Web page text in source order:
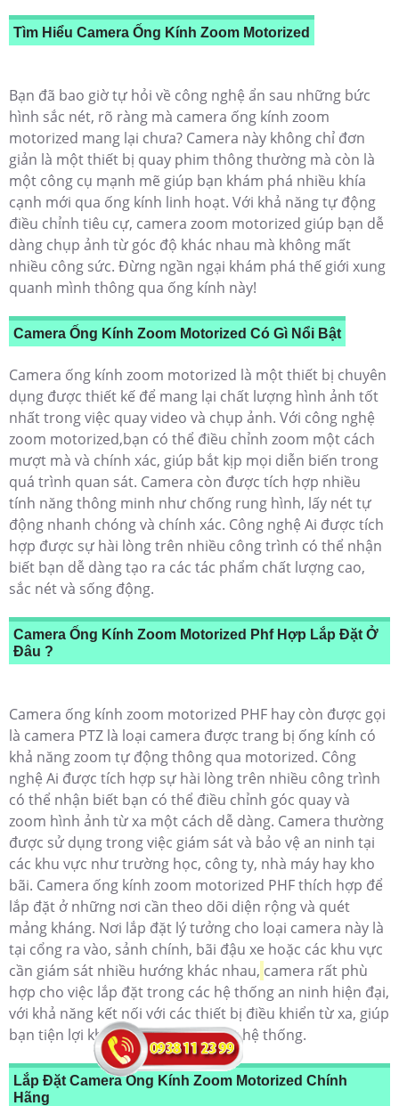
Tìm Hiểu Camera Ống Kính Zoom Motorized
Bạn đã bao giờ tự hỏi về công nghệ ẩn sau những bức
hình sắc nét, rõ ràng mà camera ống kính zoom
motorized mang lại chưa? Camera này không chỉ đơn
giản là một thiết bị quay phim thông thường mà còn là
một công cụ mạnh mẽ giúp bạn khám phá nhiều khía
cạnh mới qua ống kính linh hoạt. Với khả năng tự động
điều chỉnh tiêu cự, camera zoom motorized giúp bạn dễ
dàng chụp ảnh từ góc độ khác nhau mà không mất
nhiều công sức. Đừng ngần ngại khám phá thế giới xung
quanh mình thông qua ống kính này!
Camera Ống Kính Zoom Motorized Có Gì Nổi Bật
Camera ống kính zoom motorized là một thiết bị chuyên
dụng được thiết kế để mang lại chất lượng hình ảnh tốt
nhất trong việc quay video và chụp ảnh. Với công nghệ
zoom motorized,bạn có thể điều chỉnh zoom một cách
mượt mà và chính xác, giúp bắt kịp mọi diễn biến trong
quá trình quan sát. Camera còn được tích hợp nhiều
tính năng thông minh như chống rung hình, lấy nét tự
động nhanh chóng và chính xác. Công nghệ Ai được tích
hợp được sự hài lòng trên nhiều công trình có thể nhận
biết bạn dễ dàng tạo ra các tác phẩm chất lượng cao,
sắc nét và sống động.
Camera Ống Kính Zoom Motorized Phf Hợp Lắp Đặt Ở
Đâu ?
Camera ống kính zoom motorized PHF hay còn được gọi
là camera PTZ là loại camera được trang bị ống kính có
khả năng zoom tự động thông qua motorized. Công
nghệ Ai được tích hợp sự hài lòng trên nhiều công trình
có thể nhận biết bạn có thể điều chỉnh góc quay và
zoom hình ảnh từ xa một cách dễ dàng. Camera thường
được sử dụng trong việc giám sát và bảo vệ an ninh tại
các khu vực như trường học, công ty, nhà máy hay kho
bãi. Camera ống kính zoom motorized PHF thích hợp để
lắp đặt ở những nơi cần theo dõi diện rộng và quét
mảng kháng. Nơi lắp đặt lý tưởng cho loại camera này là
tại cổng ra vào, sảnh chính, bãi đậu xe hoặc các khu vực
cần giám sát nhiều hướng khác nhau, camera rất phù
hợp cho việc lắp đặt trong các hệ thống an ninh hiện đại,
với khả năng kết nối với các thiết bị điều khiển từ xa, giúp
bạn tiện lợi khi quản lý và giám sát hệ thống.
Lắp Đặt Camera Ống Kính Zoom Motorized Chính
Hãng